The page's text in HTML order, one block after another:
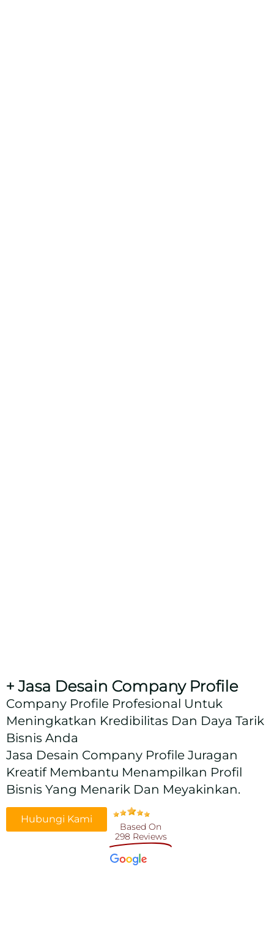
+ Jasa Desain Company Profile
Company Profile Profesional Untuk
Meningkatkan Kredibilitas Dan Daya Tarik
Bisnis Anda
Jasa Desain Company Profile Juragan
Kreatif Membantu Menampilkan Profil
Bisnis Yang Menarik Dan Meyakinkan.
Hubungi Kami
Based On
298 Reviews